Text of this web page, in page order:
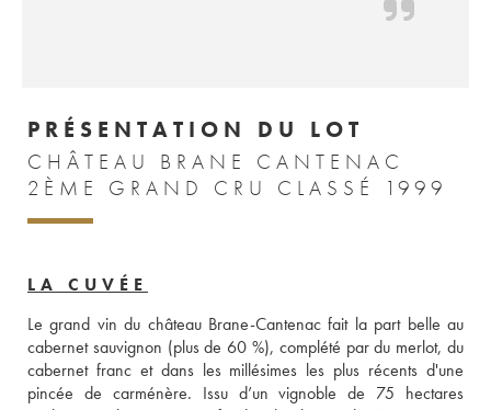
PRÉSENTATION DU LOT
CHÂTEAU BRANE CANTENAC
2ÈME GRAND CRU CLASSÉ 1999
LA CUVÉE
Le grand vin du château Brane-Cantenac fait la part belle au
cabernet sauvignon (plus de 60 %), complété par du merlot, du
cabernet franc et dans les millésimes les plus récents d'une
pincée de carménère. Issu d’un vignoble de 75 hectares